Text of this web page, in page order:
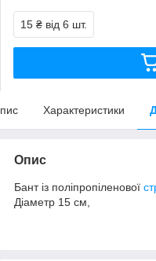
15 ₴ від 6 шт.
Характеристики
Опис
Бант із поліпропіленової
Діаметр 15 см,